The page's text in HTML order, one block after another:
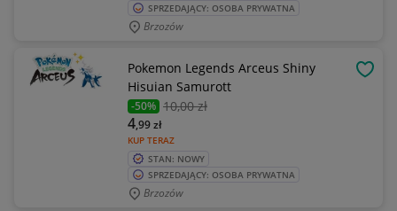
SPRZEDAJĄCY: OSOBA PRYWATNA
Brzozów
Pokemon Legends Arceus Shiny
Hisuian Samurott
-50% 10,00 zł
KUP TERAZ
4,99zł
STAN: NOWY
SPRZEDAJĄCY: OSOBA PRYWATNA
Brzozów